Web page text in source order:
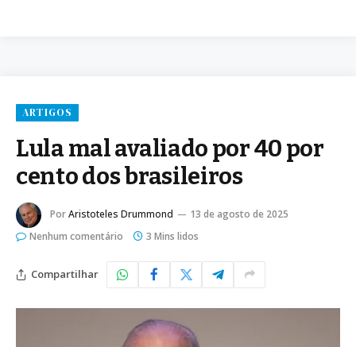
ARTIGOS
Lula mal avaliado por 40 por
cento dos brasileiros
PorAristoteles Drummond
13 de agosto de 2025
Nenhum comentário
3 Mins lidos
Compartilhar